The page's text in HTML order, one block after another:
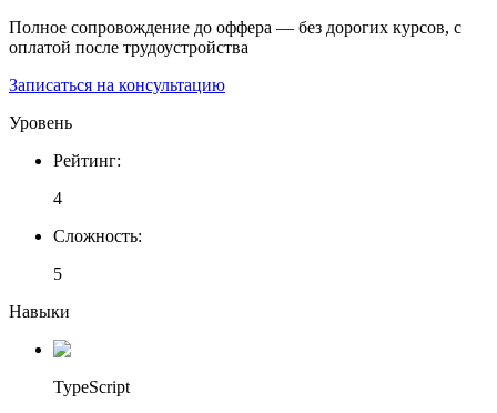
Полное сопровождение до оффера — без дорогих курсов, с
оплатой после трудоустройства
Записаться на консультацию
Уровень
Рейтинг:
4
Сложность:
5
Навыки
TypeScript